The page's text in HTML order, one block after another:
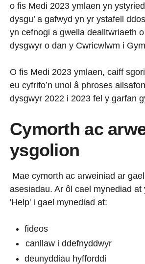
o fis Medi 2023 ymlaen yn
dysgu’ a gafwyd yn yr ystafell
yn cefnogi a gwella dealltwriaeth
dysgwyr o dan y Cwricwlwm i
O fis Medi 2023 ymlaen, caiff
eu cyfrifo’n unol â phroses
dysgwyr 2022 i 2023 fel y garfan
Cymorth ac
ysgolion
Mae cymorth ac arweiniad ar
asesiadau. Ar ôl cael mynediad at
'Help' i gael mynediad at:
fideos
canllaw i ddefnyddwyr
deunyddiau hyfforddi